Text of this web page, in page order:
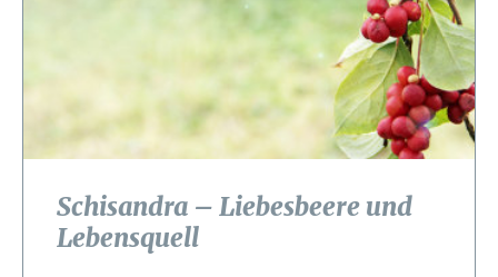
Schisandra – Liebesbeere und
Lebensquell